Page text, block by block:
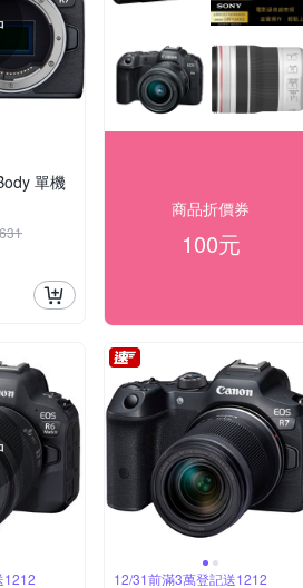
單機
商品折價券
100元
1212 12/31前滿3萬登記送1212